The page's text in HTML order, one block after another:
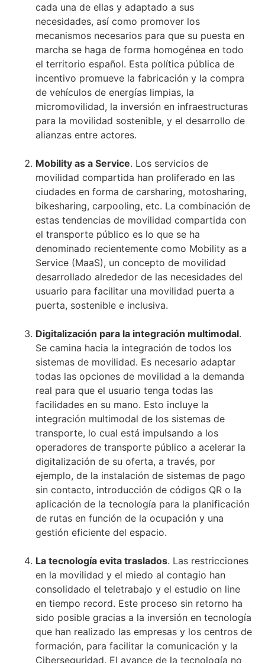
cada una de ellas y adaptado a sus
necesidades, así como promover los
mecanismos necesarios para que su puesta en
marcha se haga de forma homogénea en todo
el territorio español. Esta política pública de
incentivo promueve la fabricación y la compra
de vehículos de energías limpias, la
micromovilidad, la inversión en infraestructuras
para la movilidad sostenible, y el desarrollo de
alianzas entre actores.
Mobility as a Service. Los servicios de
movilidad compartida han proliferado en las
ciudades en forma de carsharing, motosharing,
bikesharing, carpooling, etc. La combinación de
estas tendencias de movilidad compartida con
el transporte público es lo que se ha
denominado recientemente como Mobility as a
Service (MaaS), un concepto de movilidad
desarrollado alrededor de las necesidades del
usuario para facilitar una movilidad puerta a
puerta, sostenible e inclusiva.
Digitalización para la integración multimodal.
Se camina hacia la integración de todos los
sistemas de movilidad. Es necesario adaptar
todas las opciones de movilidad a la demanda
real para que el usuario tenga todas las
facilidades en su mano. Esto incluye la
integración multimodal de los sistemas de
transporte, lo cual está impulsando a los
operadores de transporte público a acelerar la
digitalización de su oferta, a través, por
ejemplo, de la instalación de sistemas de pago
sin contacto, introducción de códigos QR o la
aplicación de la tecnología para la planificación
de rutas en función de la ocupación y una
gestión eficiente del espacio.
La tecnología evita traslados. Las restricciones
en la movilidad y el miedo al contagio han
consolidado el teletrabajo y el estudio on line
en tiempo record. Este proceso sin retorno ha
sido posible gracias a la inversión en tecnología
que han realizado las empresas y los centros de
formación, para facilitar la comunicación y la
Ciberseguridad. El avance de la tecnología no